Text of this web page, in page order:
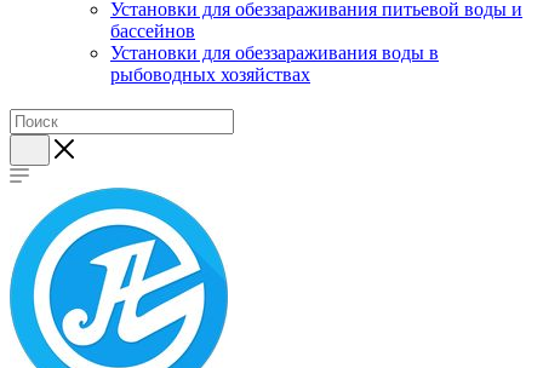
Установки для обеззараживания питьевой воды и
бассейнов
Установки для обеззараживания воды в
рыбоводных хозяйствах